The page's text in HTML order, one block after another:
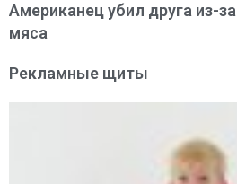
Американец убил друга из-
мяса
Рекламные щиты